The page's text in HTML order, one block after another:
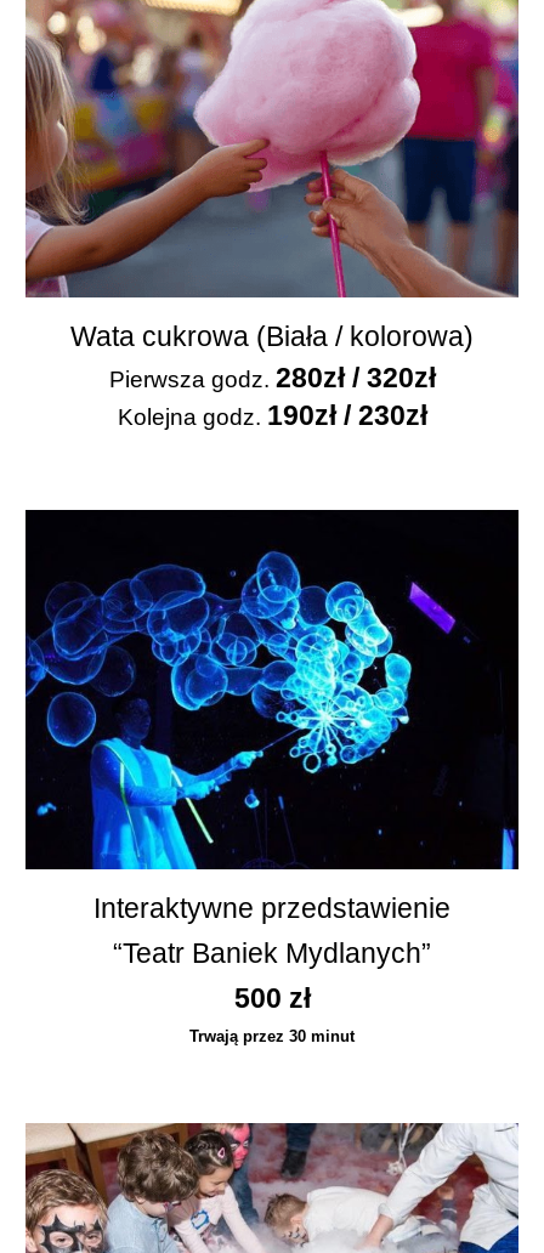
Wata cukrowa (Biała / kolorowa)
Pierwszagodz. 280zł / 320zł
Kolejna godz. 190zł / 230zł
Interaktywne przedstawienie
“Teatr Baniek Mydlanych”
500 zł
Trwają przez 30 minut